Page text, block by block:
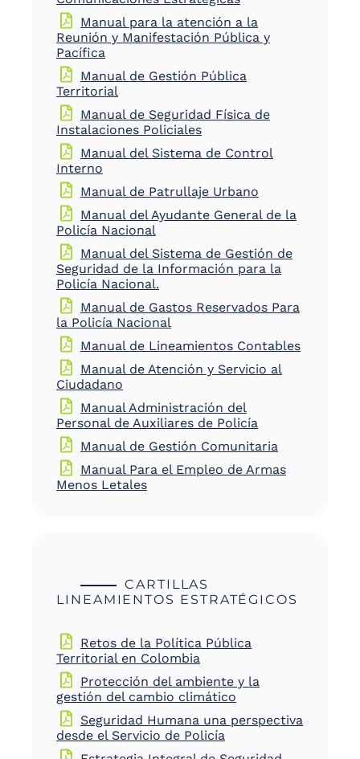
Manual para la atención a la
Reunión y Manifestación Pública y
Pacífica
Manual de Gestión Pública
Territorial
Manual de Seguridad Física de
Instalaciones Policiales
Manual del Sistema de Control
Interno
Manual de Patrullaje Urbano
Manual del Ayudante General de la
Policía Nacional
Manual del Sistema de Gestión de
Seguridad de la Información para la
Policía Nacional.
Manual de Gastos Reservados Para
la Policía Nacional
Manual de Lineamientos Contables
Manual de Atención y Servicio al
Ciudadano
Manual Administración del
Personal de Auxiliares de Policía
Manual de Gestión Comunitaria
Manual Para el Empleo de Armas
Menos Letales
CARTILLAS
LINEAMIENTOS ESTRATÉGICOS
Retos de la Política Pública
Territorial en Colombia
Protección del ambiente y la
gestión del cambio climático
Seguridad Humana una perspectiva
desde el Servicio de Policía